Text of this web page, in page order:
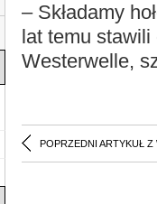
– Składamy
lat temu stawili
Westerwelle,
POPRZEDNI ARTYKUŁ Z